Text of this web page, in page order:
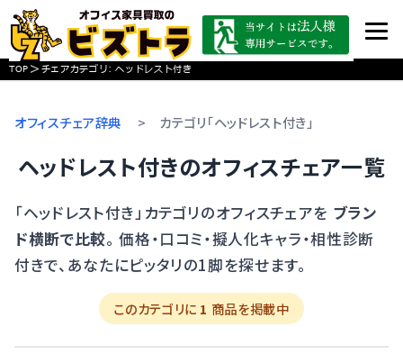
TOP > チェアカテゴリ:ヘッドレスト付き
オフィスチェア辞典 > カテゴリ「ヘッドレスト付き」
ヘッドレスト付きのオフィスチェア一覧
「ヘッドレスト付き」カテゴリのオフィスチェアを ブラン
ド横断で比較。 価格・口コミ・擬人化キャラ・相性診断
付きで、あなたにピッタリの1脚を探せます。
このカテゴリに 1 商品を掲載中